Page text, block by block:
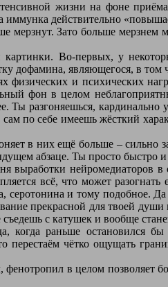
жизни на фоне
действительно
мерзнут. Зато больше
Во-первых, у
дофамина, являющегося, в
физических и психических
фон в целом
Ты разгоняешься,
по себе имеешь жёсткий
в них ещё больше –
абзаце. Ты просто быстро
выработки нейромедиаторов
всё, что может
и тому подобное.
прекрасной для твоей
с катушек и вообще
когда раньше остановился
чётко ощущать
в целом позволяет